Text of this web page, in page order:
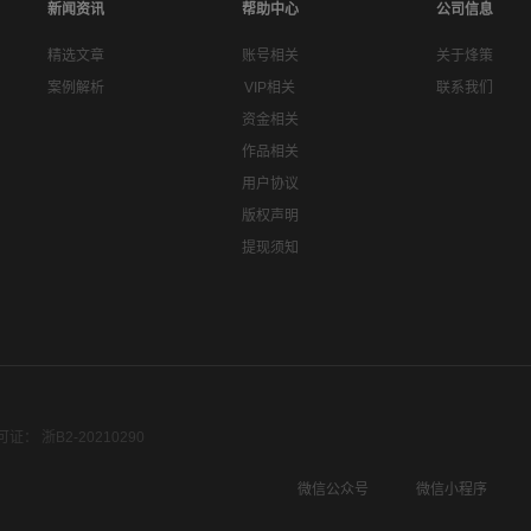
新闻资讯
精选文章
案例解析
帮助中心
账号相关
VIP相关
资金相关
作品相关
用户协议
版权声明
提现须知
公司信息
关于烽策
联系我们
证： 浙B2-20210290
微信公众号
微信小程序